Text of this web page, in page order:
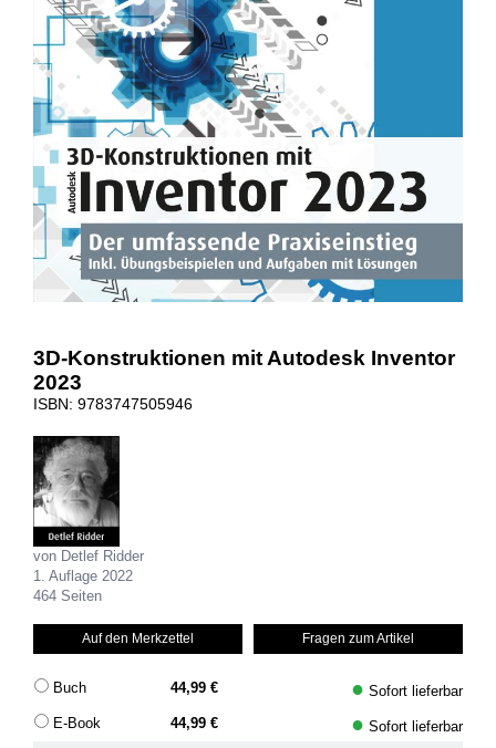
3D-Konstruktionen mit Autodesk Inventor
2023
ISBN: 9783747505946
von Detlef Ridder
1. Auflage 2022
464 Seiten
Auf den Merkzettel Fragen zum Artikel
Buch 44,99 € ● Sofort lieferbar
E-Book 44,99 € ● Sofort lieferbar